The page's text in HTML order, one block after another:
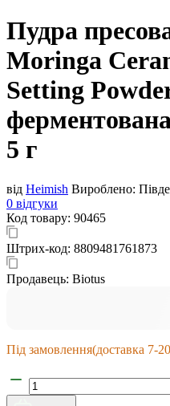
Пудра
Moringa
Setting
5 г
від Heimish Вироблено:
0 відгуки
Код товару: 90465
Штрих-код: 8809481761873
Продавець: Biotus
Під замовлення(доставка 7-